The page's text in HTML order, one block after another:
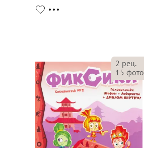
2 рец.
15 фото